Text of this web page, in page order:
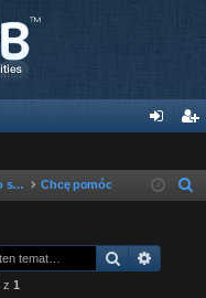
og
si
ej
Wypowiedzcie się o sprawie Chcę pomóc
Szukaj
z 1